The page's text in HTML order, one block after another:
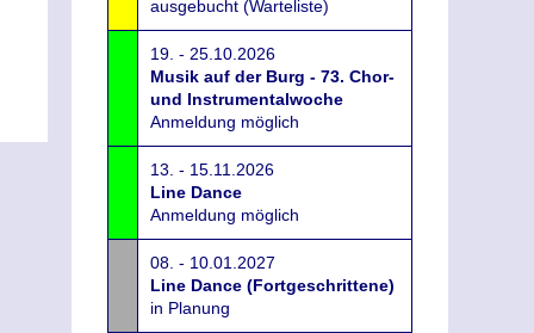
ausgebucht (Warteliste)
19. - 25.10.2026
Musik auf der Burg - 73. Chor-
und Instrumentalwoche
Anmeldung möglich
13. - 15.11.2026
Line Dance
Anmeldung möglich
08. - 10.01.2027
Line Dance (Fortgeschrittene)
in Planung